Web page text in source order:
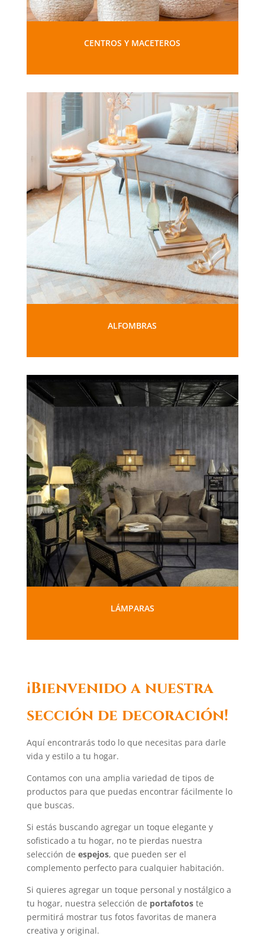
CENTROS Y MACETEROS
ALFOMBRAS
LÁMPARAS
¡Bienvenido a nuestra
sección de decoración!
Aquí encontrarás todo lo que necesitas para darle
vida y estilo a tu hogar.
Contamos con una amplia variedad de tipos de
productos para que puedas encontrar fácilmente lo
que buscas.
Si estás buscando agregar un toque elegante y
sofisticado a tu hogar, no te pierdas nuestra
selección de espejos, que pueden ser el
complemento perfecto para cualquier habitación.
Si quieres agregar un toque personal y nostálgico a
tu hogar, nuestra selección de portafotoste
permitirá mostrar tus fotos favoritas de manera
creativa y original.